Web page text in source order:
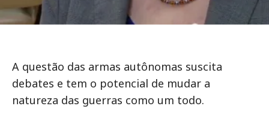
A questão das armas autônomas suscita
debates e tem o potencial de mudar a
natureza das guerras como um todo.